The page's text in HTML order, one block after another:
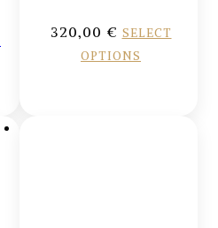
320,00 € SELECT
OPTIONS